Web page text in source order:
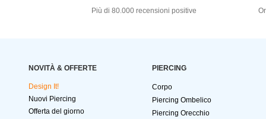
Più di 80.000 recensioni positive
NOVITÀ & OFFERTE
Design It!
Nuovi Piercing
Offerta del giorno
PIERCING
Corpo
Piercing Ombelico
Piercing Orecchio